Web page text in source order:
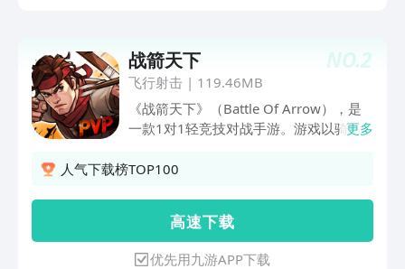
NO.2
战箭天下
飞行射击| 119.46MB
《战箭天下》（Battle Of Arrow），是
一款1对1轻竞技对战手游。游戏以骑马
动瞬间带来的快感以及强烈打击感。游戏
献逼真体验和紧张之感。
更多
人气下载榜TOP100
高 速 下 载
优先用九游APP下载